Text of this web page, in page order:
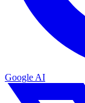
Google AI